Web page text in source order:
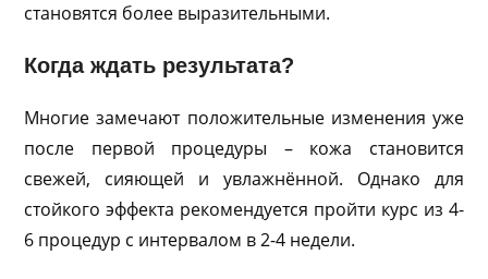
становятся более выразительными.
Когда ждать результата?
Многие замечают положительные изменения уже
после первой процедуры – кожа становится
свежей, сияющей и увлажнённой. Однако для
стойкого эффекта рекомендуется пройти курс из 4-
6 процедур с интервалом в 2-4 недели.